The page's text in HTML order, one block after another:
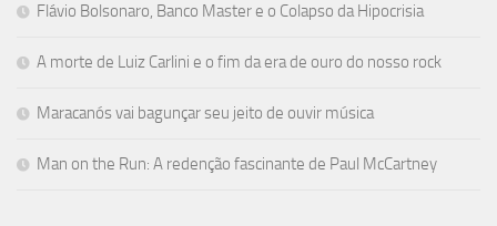
Flávio Bolsonaro, Banco Master e o Colapso da Hipocrisia
A morte de Luiz Carlini e o fim da era de ouro do nosso rock
Maracanós vai bagunçar seu jeito de ouvir música
Man on the Run: A redenção fascinante de Paul McCartney